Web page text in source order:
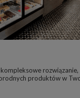
produktów w